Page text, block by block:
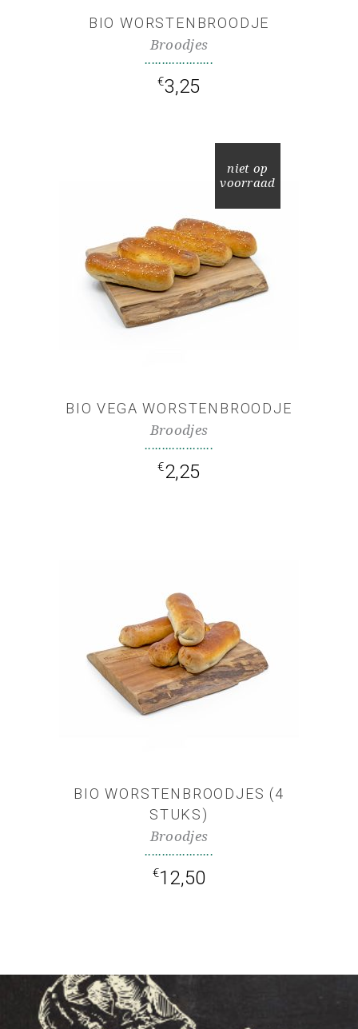
BIO WORSTENBROODJE
Broodjes
€3,25
niet op
voorraad
LEES VERDER
BIO VEGA WORSTENBROODJE
Broodjes
€2,25
TOEVOEGEN AAN
WINKELWAGEN
BIO WORSTENBROODJES (4
STUKS)
Broodjes
€12,50